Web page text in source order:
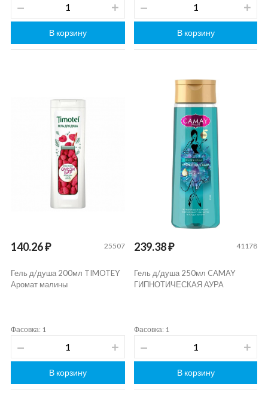
В корзину В корзину
140.26 ₽ 25507
Гель д/душа 200мл TIMOTEY
Аромат малины
Фасовка: 1
В корзину
239.38 ₽ 41178
Гель д/душа 250мл CAMAY
ГИПНОТИЧЕСКАЯ АУРА
Фасовка: 1
В корзину